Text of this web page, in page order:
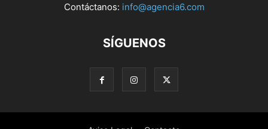
Contáctanos: info@agencia6.com
SÍGUENOS